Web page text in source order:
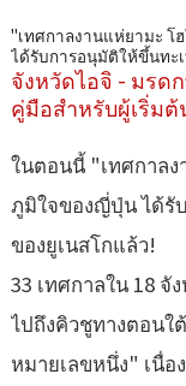
"เทศกาลงานแห่ยามะ โ
ได้รับการอนุมัติให้ขึ้นทะ
จังหวัดไอจิ - มรด
คู่มือสำหรับผู้เริ่มต้
ในตอนนี้ "เทศกาล
ภูมิใจของญี่ปุ่น ได้รั
ของยูเนสโกแล้ว!
33 เทศกาลใน 18
ไปถึงคิวชูทางตอนใ
หมายเลขหนึ่ง" เนื่อ